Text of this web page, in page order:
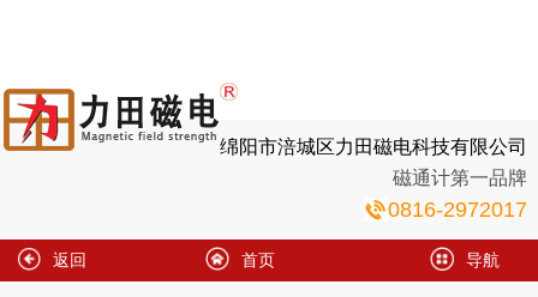
绵阳市涪城区力田磁电科技有限公司
磁通计第一品牌
0816-2972017
返回 首页 导航